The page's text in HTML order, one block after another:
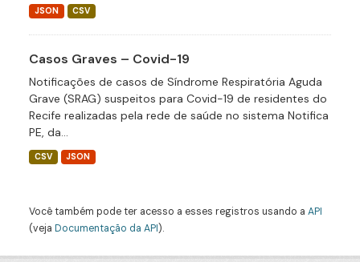
JSON CSV
Casos Graves – Covid-19
Notificações de casos de Síndrome Respiratória Aguda
Grave (SRAG) suspeitos para Covid-19 de residentes do
Recife realizadas pela rede de saúde no sistema Notifica
PE, da...
CSV JSON
Você também pode ter acesso a esses registros usando a API
(veja Documentação da API).